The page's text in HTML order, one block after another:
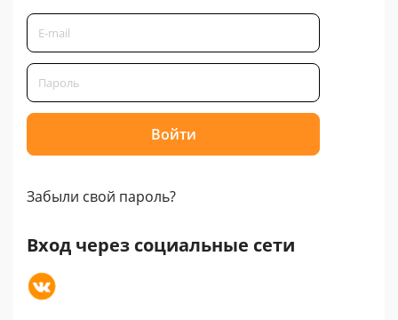
Забыли свой пароль?
Вход через социальные сети